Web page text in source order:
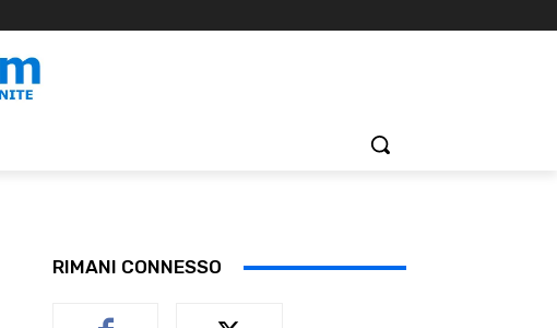
RIMANI CONNESSO